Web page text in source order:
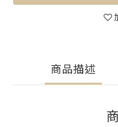
商品描述